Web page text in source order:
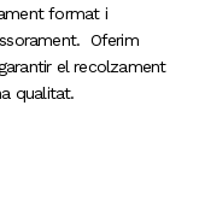
format i
Oferim
el recolzament
qualitat.